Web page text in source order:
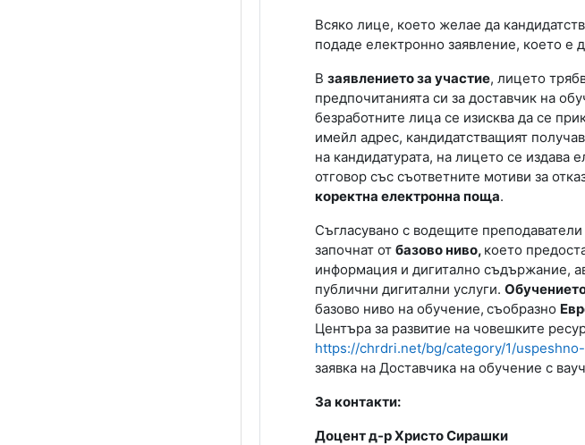
Всяко лице, което желае да
подаде електронно заявление, което е
В заявлението за участие, лицето
предпочитанията си за доставчик на
безработните лица се изисква да се
имейл адрес, кандидатстващият
на кандидатурата, на лицето се издава
отговор със съответните мотиви за
коректна електронна поща.
Съгласувано с водещите
започнат от базово ниво, което
информация и дигитално съдържание,
публични дигитални услуги.
базово ниво на обучение, съобразно
Центъра за развитие на човешките
https://chrdri.net/bg/category/1/
заявка на Доставчика на обучение с
За контакти:
Доцент д-р Христо Сирашки